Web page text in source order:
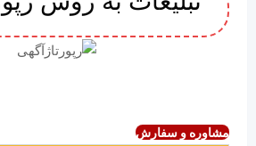
مشاوره و سفارش